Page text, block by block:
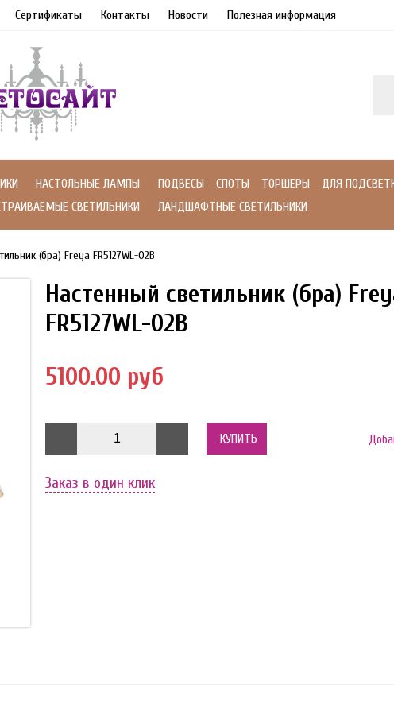
Сертификаты Контакты Новости Полезная информация
НАСТОЛЬНЫЕ ЛАМПЫ ПОДВЕСЫ СПОТЫ ТОРШЕРЫ
ДЛЯ
СВЕТИЛЬНИКИ ЛАНДШАФТНЫЕ СВЕТИЛЬНИКИ
(бра) Freya FR5127WL-02B
Настенный светильник (бра)
FR5127WL-02B
5100.00 руб
КУПИТЬ
Заказ в один клик